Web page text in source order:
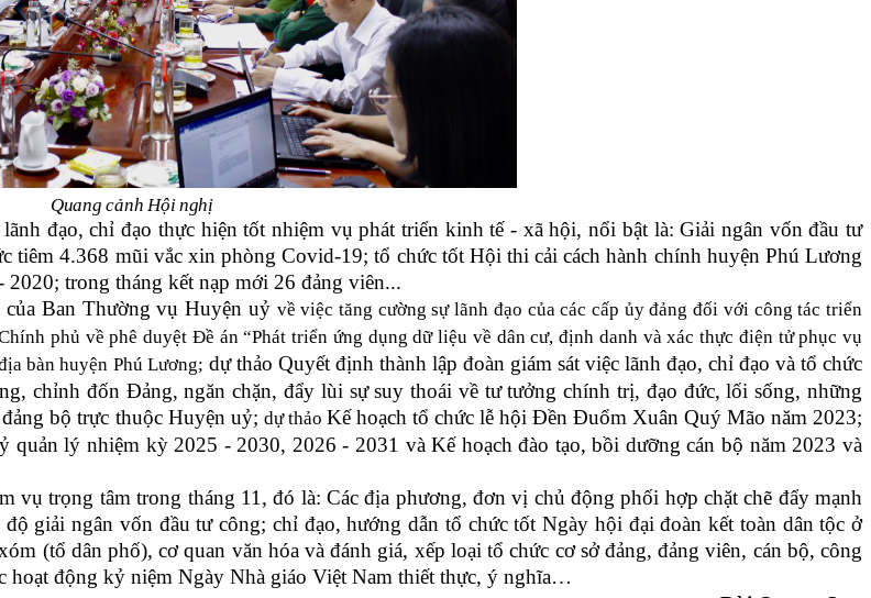
Quang cảnh Hội nghị
đạo, chỉ đạo thực hiện tốt nhiệm vụ phát triển kinh tế - xã hội, nổi bật là: Giải ngân vốn đầu tư
tiêm 4.368 mũi vắc xin phòng Covid-19; tổ chức tốt Hội thi cải cách hành chính huyện Phú Lương
trong tháng kết nạp mới 26 đảng viên...
Ban Thường vụ Huyện uỷ về việc tăng cường sự lãnh đạo của các cấp ủy đảng đối với công tác triển
phủ về phê duyệt Đề án “Phát triển ứng dụng dữ liệu về dân cư, định danh và xác thực điện tử phục vụ
bàn huyện Phú Lương; dự thảo Quyết định thành lập đoàn giám sát việc lãnh đạo, chỉ đạo và tổ chức
chỉnh đốn Đảng, ngăn chặn, đẩy lùi sự suy thoái về tư tưởng chính trị, đạo đức, lối sống, những
bộ trực thuộc Huyện uỷ; dự thảo Kế hoạch tổ chức lễ hội Đền Đuổm Xuân Quý Mão năm 2023;
quản lý nhiệm kỳ 2025 - 2030, 2026 - 2031 và Kế hoạch đào tạo, bồi dưỡng cán bộ năm 2023 và
trọng tâm trong tháng 11, đó là: Các địa phương, đơn vị chủ động phối hợp chặt chẽ đẩy mạnh
giải ngân vốn đầu tư công; chỉ đạo, hướng dẫn tổ chức tốt Ngày hội đại đoàn kết toàn dân tộc ở
(tổ dân phố), cơ quan văn hóa và đánh giá, xếp loại tổ chức cơ sở đảng, đảng viên, cán bộ, công
hoạt động kỷ niệm Ngày Nhà giáo Việt Nam thiết thực, ý nghĩa…